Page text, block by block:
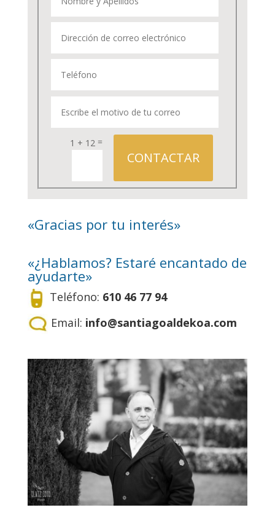
1 + 12 =
CONTACTAR
«Gracias por tu interés»
«¿Hablamos? Estaré encantado de
ayudarte»
Teléfono: 610 46 77 94
Email: info@santiagoaldekoa.com